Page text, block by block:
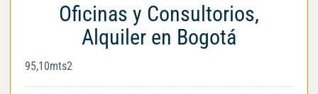
Oficinas y Consultorios,
Alquiler en Bogotá
95,10mts2